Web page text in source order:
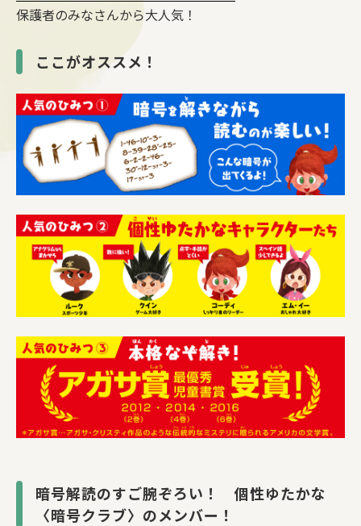
保護者のみなさんから大人気！
ここがオススメ！
暗号解読のすご腕ぞろい！ 個性ゆたかな
〈暗号クラブ〉のメンバー！